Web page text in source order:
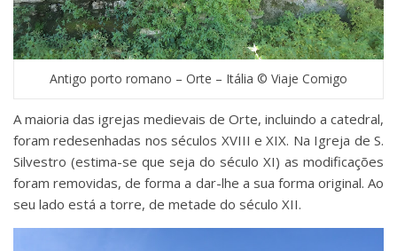
Antigo porto romano – Orte – Itália © Viaje Comigo
A maioria das igrejas medievais de Orte, incluindo a catedral,
foram redesenhadas nos séculos XVIII e XIX. Na Igreja de S.
Silvestro (estima-se que seja do século XI) as modificações
foram removidas, de forma a dar-lhe a sua forma original. Ao
seu lado está a torre, de metade do século XII.